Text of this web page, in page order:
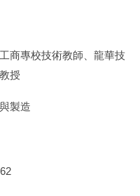
專校技術教師、龍華技
授
製造